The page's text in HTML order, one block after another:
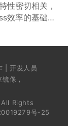
性密切相关，
效率的基础方
| 开发人员
像，
Rights
号-25